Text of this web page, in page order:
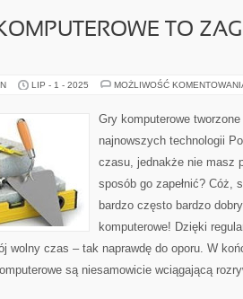
TO
LIP - 1 - 2025 MOŻLIWOŚĆ
Gry komputerowe
najnowszych technologii
czasu, jednakże nie masz
sposób go zapełnić? Cóż,
bardzo często bardzo
komputerowe! Dzięki
wolny czas – tak naprawdę do oporu. W
są niesamowicie wciągającą